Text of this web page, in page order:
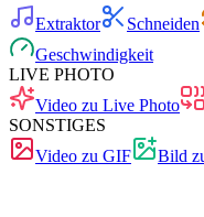
Extraktor
Schneiden
Geschwindigkeit
LIVE PHOTO
Video zu Live Photo
SONSTIGES
Video zu GIF
Bild